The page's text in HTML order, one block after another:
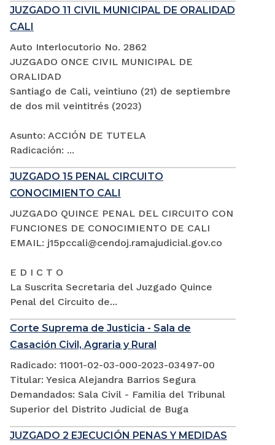
JUZGADO 11 CIVIL MUNICIPAL DE ORALIDAD
CALI
Auto Interlocutorio No. 2862
JUZGADO ONCE CIVIL MUNICIPAL DE
ORALIDAD
Santiago de Cali, veintiuno (21) de septiembre
de dos mil veintitrés (2023)
Asunto: ACCIÓN DE TUTELA
Radicación: ...
JUZGADO 15 PENAL CIRCUITO
CONOCIMIENTO CALI
JUZGADO QUINCE PENAL DEL CIRCUITO CON
FUNCIONES DE CONOCIMIENTO DE CALI
EMAIL: j15pccali@cendoj.ramajudicial.gov.co
E D I C T O
La Suscrita Secretaria del Juzgado Quince
Penal del Circuito de...
Corte Suprema de Justicia - Sala de
Casación Civil, Agraria y Rural
Radicado: 11001-02-03-000-2023-03497-00
Titular: Yesica Alejandra Barrios Segura
Demandados: Sala Civil - Familia del Tribunal
Superior del Distrito Judicial de Buga
JUZGADO 2 EJECUCIÓN PENAS Y MEDIDAS